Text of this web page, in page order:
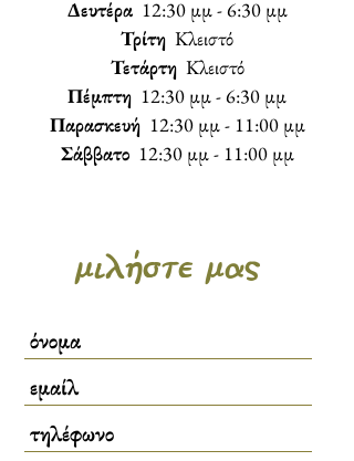
Δευτέρα12:30 μμ - 6:30 μμ
Τρίτη Κλειστό
ΤετάρτηΚλειστό
Πέμπτη 12:30 μμ - 6:30 μμ
Παρασκευή12:30 μμ - 11:00 μμ
Σάββατο12:30 μμ - 11:00 μμ
μιλήστε μας